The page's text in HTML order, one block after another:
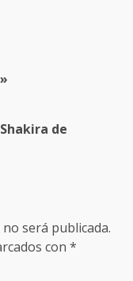
de
será publicada.
con *